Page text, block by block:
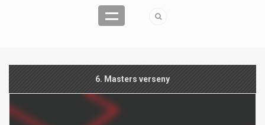
6. Masters verseny